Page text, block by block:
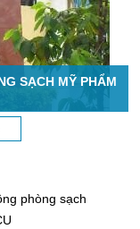
SẠCH MỸ PHẨM
phòng sạch